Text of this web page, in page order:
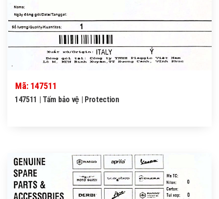
Mã: 147511
147511 | Tấm bảo vệ | Protection